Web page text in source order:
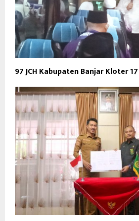
97 JCH Kabupaten Banjar Kloter